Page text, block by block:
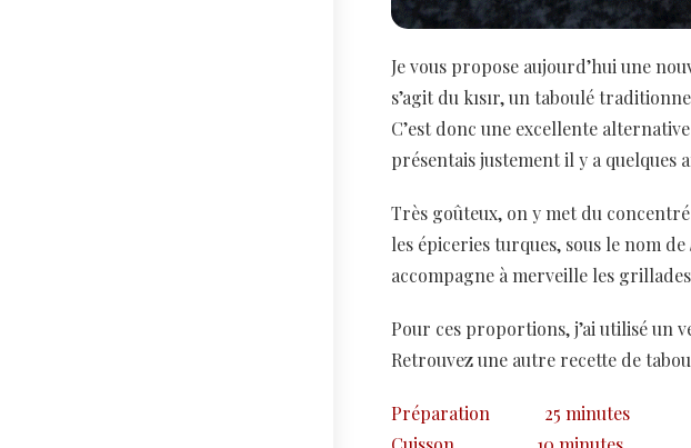
Je vous propose aujourd’hui une
s’agit du kısır, un taboulé
C’est donc une excellente
présentais justement il y a quelques
Très goûteux, on y met du
les épiceries turques, sous le nom de
accompagne à merveille les
Pour ces proportions, j’ai utilisé un
Retrouvez une autre recette de
Préparation
25 minutes